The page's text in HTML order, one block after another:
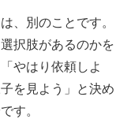
、別のことです。
択肢があるのかを
やはり依頼しよ
を見よう」と決め
す。